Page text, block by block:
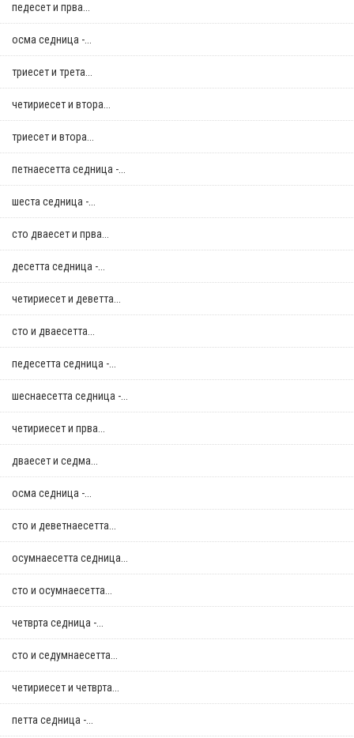
педесет и прва...
осма седница -...
триесет и трета...
четириесет и втора...
триесет и втора...
петнаесетта седница -...
шеста седница -...
сто дваесет и прва...
десетта седница -...
четириесет и деветта...
сто и дваесетта...
педесетта седница -...
шеснаесетта седница -...
четириесет и прва...
дваесет и седма...
осма седница -...
сто и деветнаесетта...
осумнaесетта седница...
сто и осумнaесетта...
четврта седница -...
сто и седумнаесетта...
четириесет и четврта...
петта седница -...